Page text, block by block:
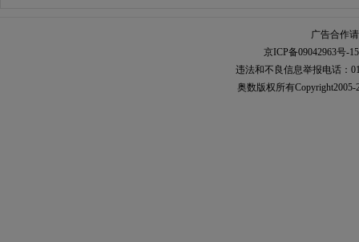
广告合作
京ICP备09042963号-15
违法和不良信息举报电话：
奥数 版权所有Copyright2005-